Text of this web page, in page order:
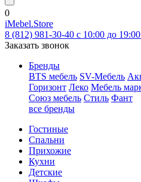
0
iMebel.Store
8 (812) 981-30-40 c 10:00 до
Заказать звонок
Бренды
BTS мебель SV-Мебель
Горизонт Леко Мебель
Союз мебель Стиль Фант
все бренды
Гостиные
Спальни
Прихожие
Кухни
Детские